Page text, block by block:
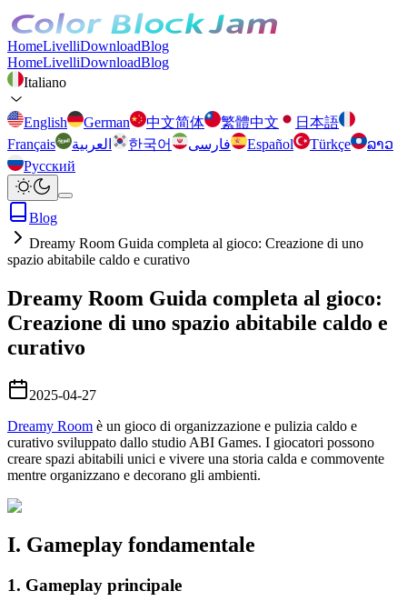
HomeLivelliDownloadBlog
HomeLivelliDownloadBlog
Italiano
English German 中文简体 繁體中文
日本語
Français
العربية 한국어 فارسی Español Türkçe
ລາວ
Русский
Blog
Dreamy Room Guida completa al gioco: Creazione di uno
spazio abitabile caldo e curativo
Dreamy Room Guida completa al gioco:
Creazione di uno spazio abitabile caldo e
curativo
2025-04-27
Dreamy Room è un gioco di organizzazione e pulizia caldo e
curativo sviluppato dallo studio ABI Games. I giocatori possono
creare spazi abitabili unici e vivere una storia calda e commovente
mentre organizzano e decorano gli ambienti.
I. Gameplay fondamentale
1. Gameplay principale